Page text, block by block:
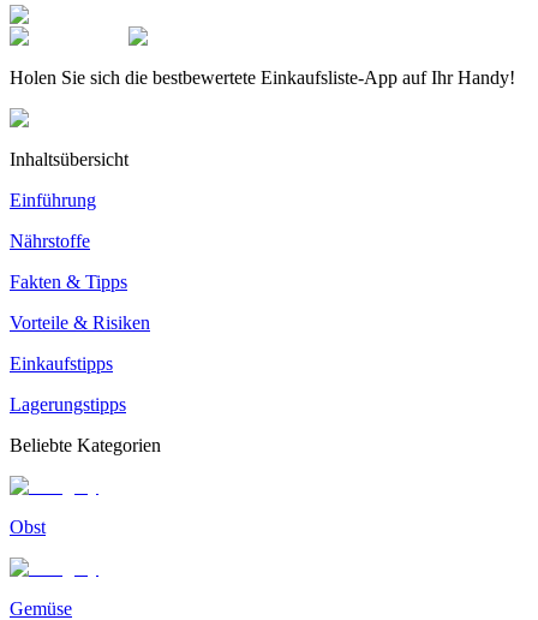
Holen Sie sich die bestbewertete Einkaufsliste-App auf Ihr Handy!
Inhaltsübersicht
Einführung
Nährstoffe
Fakten & Tipps
Vorteile & Risiken
Einkaufstipps
Lagerungstipps
Beliebte Kategorien
Obst
Gemüse